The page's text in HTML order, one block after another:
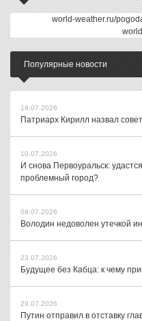
world-weather.ru/
Популярные новости
16.07.2026
Патриарх Кирилл назвал
10.07.2026
И снова Первоуральск:
проблемный город?
08.07.2026
Володин недоволен утечкой
23.07.2026
Будущее без Кабца: к чему
29.07.2026
Путин отправил в отставку